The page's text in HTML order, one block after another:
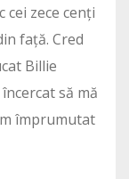
cei zece cenți
față. Cred
Billie
să mă
împrumutat